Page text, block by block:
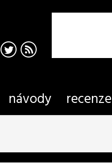
návody recenze